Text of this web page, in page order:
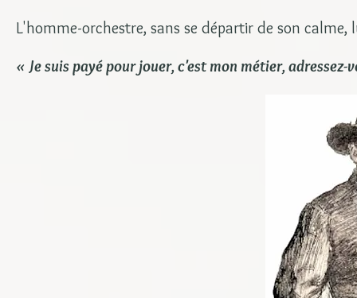
L'homme-orchestre, sans se départir de son calme,
« Je suis payé pour jouer, c'est mon métier, adressez-